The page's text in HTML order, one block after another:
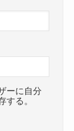
ーに自分
する。